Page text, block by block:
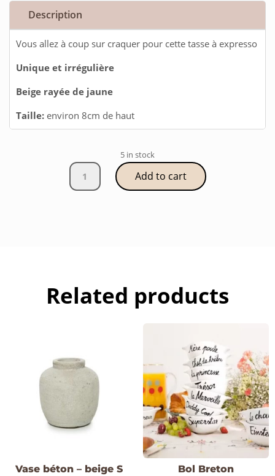
Description
Vous allez à coup sur craquer pour cette tasse à expresso
Unique et irrégulière
Beige rayée de jaune
Taille: environ 8cm de haut
5 in stock
Tasse
expresso
Add to cart
Related products
Vase béton – beige S
Bol Breton